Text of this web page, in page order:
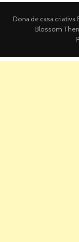
Dona de casa criativa
Blossom